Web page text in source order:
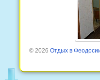
© 2026 Отдых в